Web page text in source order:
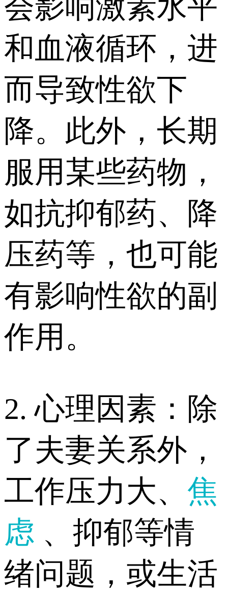
会影响激素水平
和血液循环，进
而导致性欲下
降。此外，长期
服用某些药物，
如抗抑郁药、降
压药等，也可能
有影响性欲的副
作用。
2. 心理因素：除
了夫妻关系外，
工作压力大、 焦
虑 、抑郁等情
绪问题，或生活